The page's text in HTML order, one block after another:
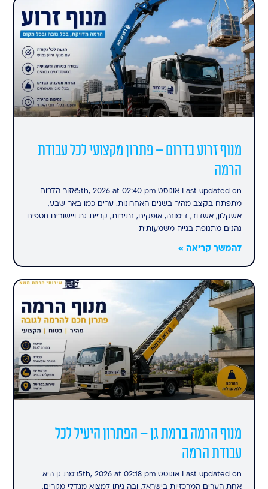
מנוף זרוע בדרום – פתרון מקצועי לכל עבודת
הרמה
Last updated on אוגוסט 5th, 2026 at 02:40 pmאזור הדרום
מתפתח בקצב מהיר בשנים האחרונות. ערים כמו באר שבע,
אשקלון, אשדוד, דימונה, אופקים, נתיבות, קריית גת ויישובים נוספים
נהנים מתנופת בנייה משמעותית
להמשך קריאה »
מנוף הרמה ברמת גן – הפתרון היעיל לכל
עבודת הרמה
Last updated on אוגוסט 5th, 2026 at 02:18 pmרמת גן היא
אחת הערים המרכזיות בישראל, ובה ניתן למצוא מגדלי מגורים,